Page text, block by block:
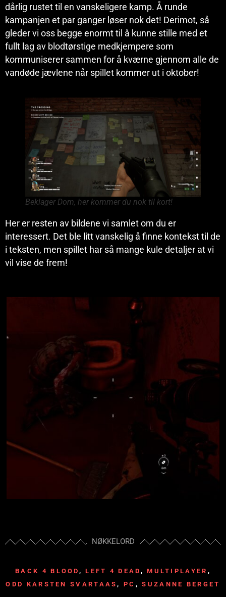
dårlig rustet til en vanskeligere kamp. Å runde
kampanjen et par ganger løser nok det! Derimot, så
gleder vi oss begge enormt til å kunne stille med et
fullt lag av blodtørstige medkjempere som
kommuniserer sammen for å kværne gjennom alle de
vandøde jævlene når spillet kommer ut i oktober!
Beklager Dom, her kommer du nok til kort!
Her er resten av bildene vi samlet om du er
interessert. Det ble litt vanskelig å finne kontekst til de
i teksten, men spillet har så mange kule detaljer at vi
vil vise de frem!
NØKKELORD
BACK 4 BLOOD ,LEFT 4 DEAD ,MULTIPLAYER ,
ODD KARSTEN SVARTAAS,PC ,SUZANNE BERGET